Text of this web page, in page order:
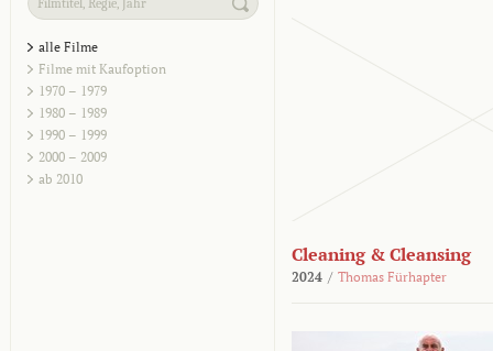
alle Filme
Filme mit Kaufoption
1970 – 1979
1980 – 1989
1990 – 1999
2000 – 2009
ab 2010
Cleaning & Cleansing
2024 / Thomas Fürhapter